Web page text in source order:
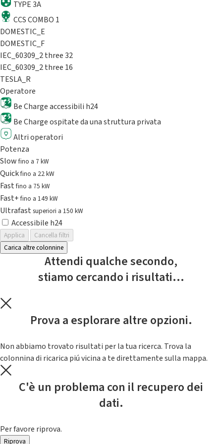
TYPE 3A
CCS COMBO 1
DOMESTIC_E
DOMESTIC_F
IEC_60309_2 three 32
IEC_60309_2 three 16
TESLA_R
Operatore
Be Charge accessibili h24
Be Charge ospitate da una struttura privata
Altri operatori
Potenza
Slowfino a 7 kW
Quickfino a 22 kW
Fastfino a 75 kW
Fast+fino a 149 kW
Ultrafast superiori a 150 kW
Accessibile h24
Applica
Cancella filtri
Carica altre colonnine
Attendi qualche secondo,
stiamo cercando i risultati...
Prova a esplorare altre opzioni.
Non abbiamo trovato risultati per la tua ricerca. Trova la
colonnina di ricarica piú vicina a te direttamente sulla mappa.
C'è un problema con il recupero dei
dati.
Per favore riprova.
Riprova